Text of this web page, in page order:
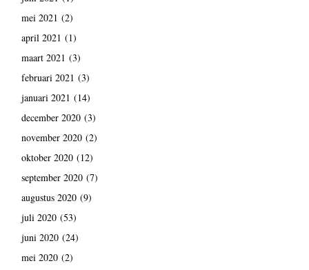
mei 2021 (2)
april 2021 (1)
maart 2021 (3)
februari 2021 (3)
januari 2021 (14)
december 2020(3)
november 2020(2)
oktober 2020(12)
september 2020(7)
augustus 2020(9)
juli 2020(53)
juni 2020(24)
mei 2020(2)